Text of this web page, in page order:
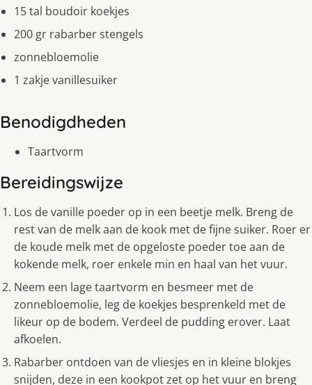
15 tal boudoir koekjes
200 gr rabarber stengels
zonnebloemolie
1 zakje vanillesuiker
Benodigdheden
Taartvorm
Bereidingswijze
Los de vanille poeder op in een beetje melk. Breng de
rest van de melk aan de kook met de fijne suiker. Roer er
de koude melk met de opgeloste poeder toe aan de
kokende melk, roer enkele min en haal van het vuur.
Neem een lage taartvorm en besmeer met de
zonnebloemolie, leg de koekjes besprenkeld met de
likeur op de bodem. Verdeel de pudding erover. Laat
afkoelen.
Rabarber ontdoen van de vliesjes en in kleine blokjes
snijden, deze in een kookpot zet op het vuur en breng